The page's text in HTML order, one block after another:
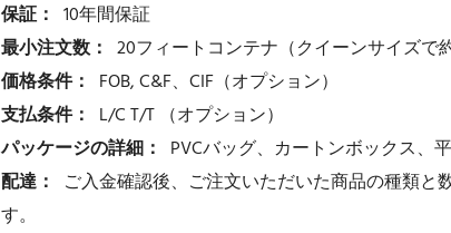
保証： 10年間保証
最小注文数： 20フィートコンテナ（クイーンサイズで約
価格条件： FOB, C&F、CIF（オプション）
支払条件： L/C T/T （オプション）
パッケージの詳細： PVCバッグ、カートンボックス、
配達：
ご入金確認後、ご注文いただいた商品の種類と
す。